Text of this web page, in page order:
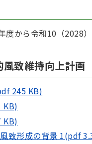
度から令和10（2028
致維持向上計画
245 KB)
KB)
KB)
致形成の背景 1(pdf